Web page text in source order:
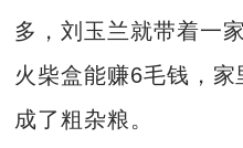
多，刘玉兰就带着一
火柴盒能赚6毛钱，
成了粗杂粮。